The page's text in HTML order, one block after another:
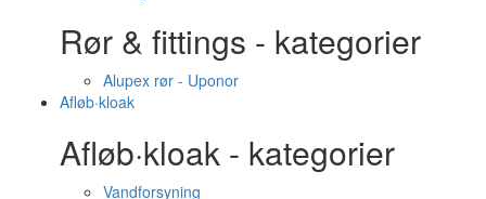
Rør & fittings - kategorier
Alupex rør - Uponor
Afløb·kloak
Afløb·kloak - kategorier
Vandforsyning